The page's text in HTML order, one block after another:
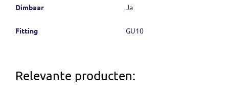
Dimbaar
Fitting
Ja
GU10
Relevante producten: